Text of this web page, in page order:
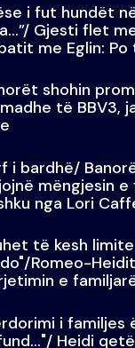
i fut hundët
Gjesti flet
me Eglin: Po
shohin
të BBV3,
i bardhë/
mëngjesin
nga Lori
të kesh
Romeo-
e
i familjes
Heidi